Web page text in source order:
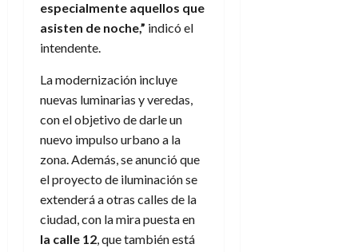
especialmente aquellos que
asisten de noche,” indicó el
intendente.
La modernización incluye
nuevas luminarias y veredas,
con el objetivo de darle un
nuevo impulso urbano a la
zona. Además, se anunció que
el proyecto de iluminación se
extenderá a otras calles de la
ciudad, con la mira puesta en
la calle 12, que también está